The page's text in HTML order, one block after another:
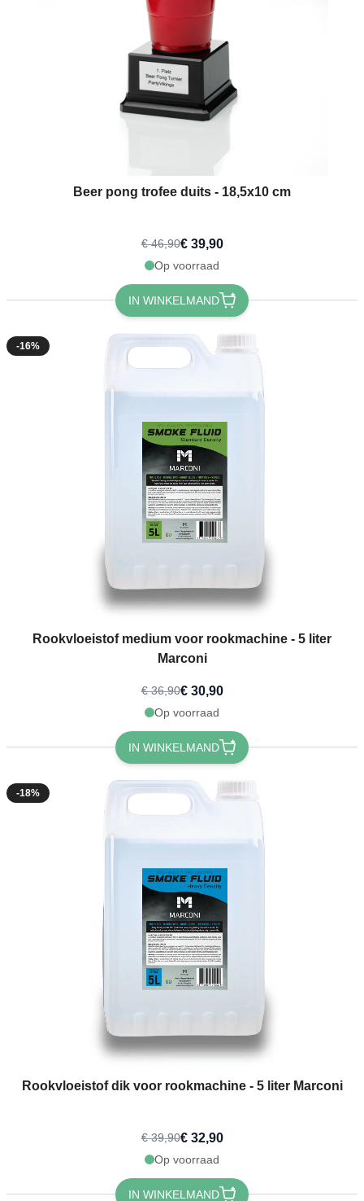
Beer pong trofee duits - 18,5x10 cm
€ 46,90€ 39,90
Op voorraad
IN WINKELMAND
-16%
Rookvloeistof medium voor rookmachine - 5 liter
Marconi
€ 36,90€ 30,90
Op voorraad
IN WINKELMAND
-18%
Rookvloeistof dik voor rookmachine - 5 liter Marconi
€ 39,90€ 32,90
Op voorraad
IN WINKELMAND